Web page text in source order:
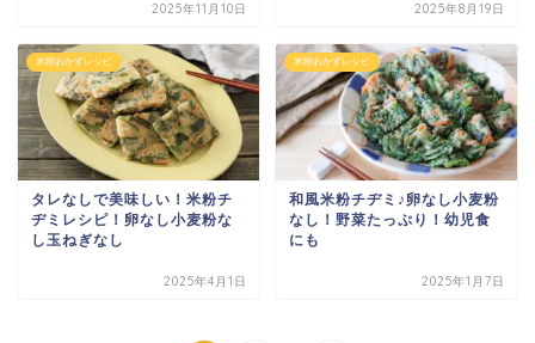
2025年11月10日 2025年8月19日
米粉おかずレシピ
タレなしで美味しい！米粉チ
ヂミレシピ！卵なし小麦粉な
し玉ねぎなし
2025年4月1日
米粉おかずレシピ
和風米粉チヂミ♪卵なし小麦粉
なし！野菜たっぷり！幼児食
にも
2025年1月7日